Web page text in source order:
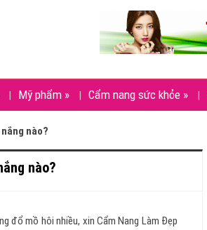
Mỹ phẩm » Cẩm nang sức khỏe »
nào?
nào?
đổ mồ hôi nhiều, xin Cẩm Nang Làm Đẹp